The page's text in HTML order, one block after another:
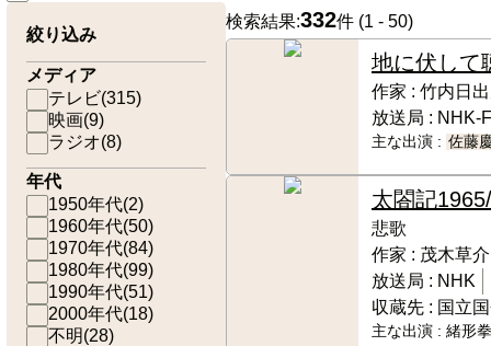
絞り込み
メディア
テレビ(315)
映画(9)
ラジオ(8)
年代
1950年代(2)
1960年代(50)
1970年代(84)
1980年代(99)
1990年代(51)
2000年代(18)
不明(28)
検索結果:332件 (1 - 50)
地に伏して
作家 : 竹内日
放送局 : NHK-
主な出演 : 佐藤
太閤記
悲歌
作家 : 茂木草介
放送局 : NHK
収蔵先 : 国立
主な出演 : 緒形